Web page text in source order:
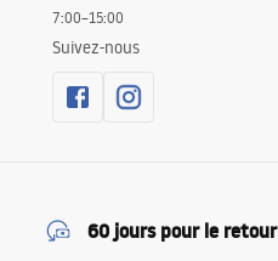
7:00–15:00
Suivez-nous
60 jours pour le retour